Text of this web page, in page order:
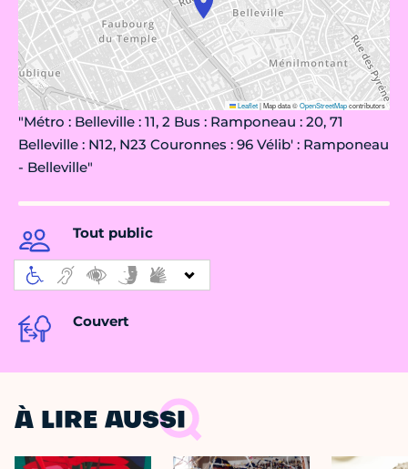
Leaflet|Map data ©OpenStreetMapcontributors
"Métro : Belleville : 11, 2 Bus : Ramponeau : 20, 71
Belleville : N12, N23 Couronnes : 96 Vélib' : Ramponeau
- Belleville"
Tout public
Couvert
À LIRE AUSSI